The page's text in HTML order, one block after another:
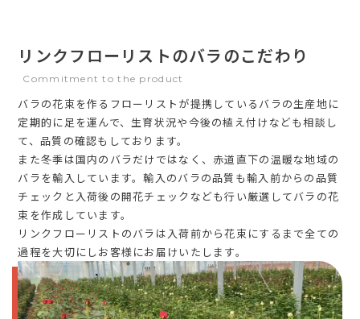
リンクフローリストのバラのこだわり
Commitment to the product
バラの花束を作るフローリストが提携しているバラの生産地に
定期的に足を運んで、生育状況や今後の植え付けなども相談し
て、品質の確認もしております。
また冬季は国内のバラだけではなく、赤道直下の温暖な地域の
バラを輸入しています。輸入のバラの品質も輸入前からの品質
チェックと入荷後の開花チェックなども行い厳選してバラの花
束を作成しています。
リンクフローリストのバラは入荷前から花束にするまで全ての
過程を大切にしお客様にお届けいたします。